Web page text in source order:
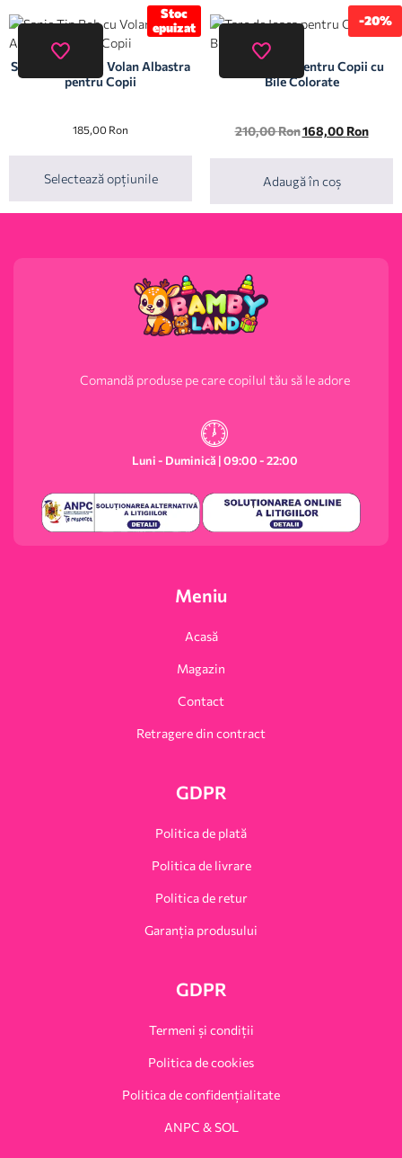
Stoc
epuizat
Sanie Tip Bob cu Volan Albastra
pentru Copii
185,00 Ron
Selectează opțiunile
-20%
Tarc de Joaca pentru Copii cu
Bile Colorate
210,00Ron168,00 Ron
Adaugă în coș
Comandă produse pe care copilul tău să le adore
Luni - Duminică | 09:00 - 22:00
Meniu
Acasă
Magazin
Contact
Retragere din contract
GDPR
Politica de plată
Politica de livrare
Politica de retur
Garanția produsului
GDPR
Termeni și condiții
Politica de cookies
Politica de confidențialitate
ANPC & SOL